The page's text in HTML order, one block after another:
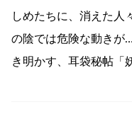
しめたちに、消えた人
の陰では危険な動きが
き明かす、耳袋秘帖「